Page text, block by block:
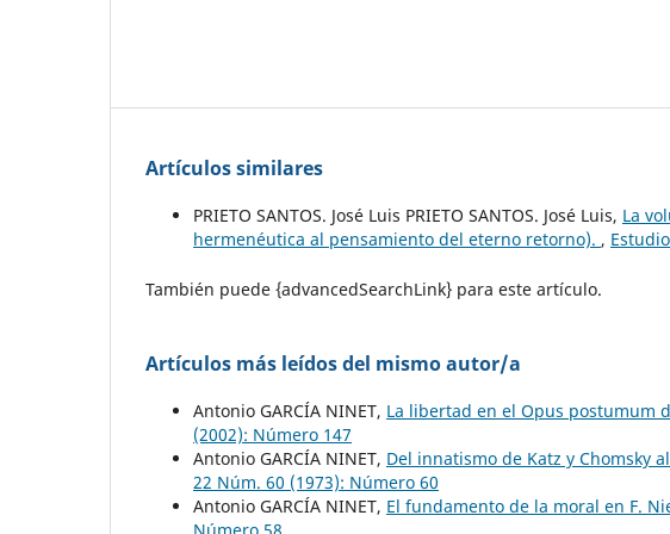
Artículos similares
PRIETO SANTOS. José Luis PRIETO SANTOS. José Luis, La
hermenéutica al pensamiento del eterno retorno). ,
También puede {advancedSearchLink} para este artículo.
Artículos más leídos del mismo autor/a
Antonio GARCÍA NINET, La libertad en el Opus postumum
(2002): Número 147
Antonio GARCÍA NINET, Del innatismo de Katz y Chomsky
22 Núm. 60 (1973): Número 60
Antonio GARCÍA NINET, El fundamento de la moral en F.
Número 58